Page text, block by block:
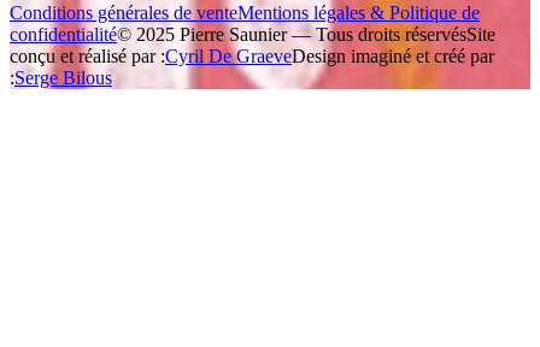
Conditions générales de venteMentions légales & Politique de
confidentialité© 2025 Pierre Saunier — Tous droits réservésSite
conçu et réalisé par :Cyril De GraeveDesign imaginé et créé par
:Serge Bilous